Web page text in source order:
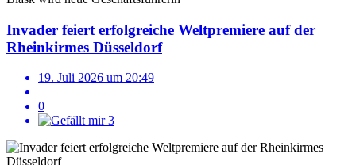
Invader feiert erfolgreiche Weltpremiere auf der
Rheinkirmes Düsseldorf
19. Juli 2026 um 20:49
0
3